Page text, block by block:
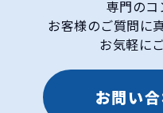
専門のコ
お客様のご質問に
お気軽に
お問い